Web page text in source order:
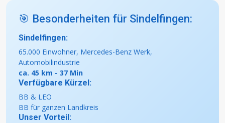
🎯 Besonderheiten für Sindelfingen:
Sindelfingen:
65.000 Einwohner, Mercedes-Benz Werk,
Automobilindustrie
ca. 45 km - 37 Min
Verfügbare Kürzel:
BB & LEO
BB für ganzen Landkreis
Unser Vorteil: